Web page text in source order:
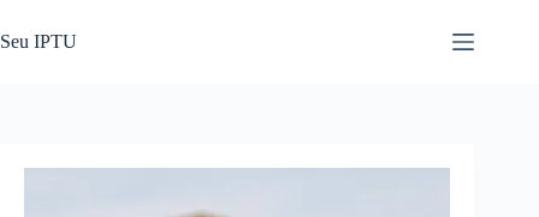
para
o
Seu IPTU